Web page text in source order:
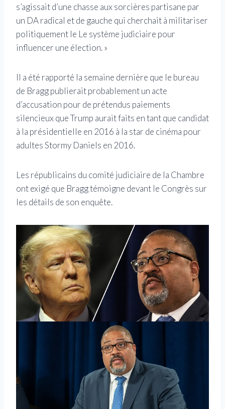
s’agissait d’une chasse aux sorcières partisane par
un DA radical et de gauche qui cherchait à militariser
politiquement le Le système judiciaire pour
influencer une élection. »
Il a été rapporté la semaine dernière que le bureau
de Bragg publierait probablement un acte
d’accusation pour de prétendus paiements
silencieux que Trump aurait faits en tant que candidat
à la présidentielle en 2016 à la star de cinéma pour
adultes Stormy Daniels en 2016.
Les républicains du comité judiciaire de la Chambre
ont exigé que Bragg témoigne devant le Congrès sur
les détails de son enquête.